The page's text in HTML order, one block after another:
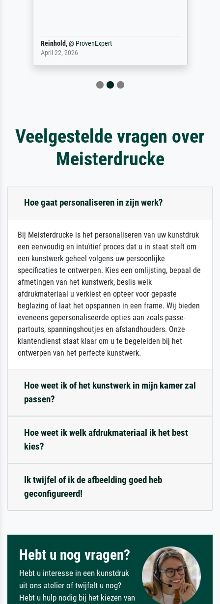
Reinhold,@ ProvenExpert
April 22, 2026
Veelgestelde vragen over
Meisterdrucke
Hoe gaat personaliseren in zijn werk?
Bij Meisterdrucke is het personaliseren van uw kunstdruk
een eenvoudig en intuïtief proces dat u in staat stelt om
een kunstwerk geheel volgens uw persoonlijke
specificaties te ontwerpen. Kies een omlijsting, bepaal de
afmetingen van het kunstwerk, beslis welk
afdrukmateriaal u verkiest en opteer voor gepaste
beglazing of laat het opspannen in een frame. Wij bieden
eveneens gepersonaliseerde opties aan zoals passe-
partouts, spanningshoutjes en afstandhouders. Onze
klantendienst staat klaar om u te begeleiden bij het
ontwerpen van het perfecte kunstwerk.
Hoe weet ik of het kunstwerk in mijn kamer zal
passen?
Hoe weet ik welk afdrukmateriaal ik het best
kies?
Ik twijfel of ik de afbeelding goed heb
geconfigureerd!
Hebt u nog vragen?
Hebt u interesse in een kunstdruk
uit ons atelier of twijfelt u nog?
Hebt u hulp nodig bij het kiezen van